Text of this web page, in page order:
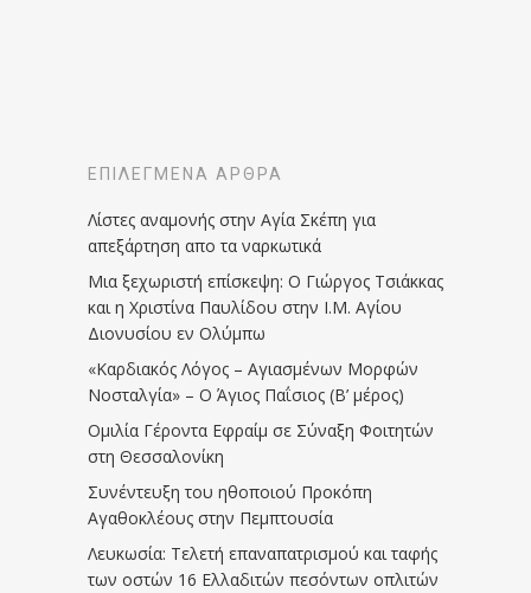
ΕΠΙΛΕΓΜΈΝΑ ΆΡΘΡΑ
Λίστες αναμονής στην Αγία Σκέπη για
απεξάρτηση απο τα ναρκωτικά
Μια ξεχωριστή επίσκεψη: Ο Γιώργος Τσιάκκας
και η Χριστίνα Παυλίδου στην Ι.Μ. Αγίου
Διονυσίου εν Ολύμπω
«Καρδιακός Λόγος – Αγιασμένων Μορφών
Νοσταλγία» – Ο Άγιος Παΐσιος (Β’ μέρος)
Ομιλία Γέροντα Εφραίμ σε Σύναξη Φοιτητών
στη Θεσσαλονίκη
Συνέντευξη του ηθοποιού Προκόπη
Αγαθοκλέους στην Πεμπτουσία
Λευκωσία: Τελετή επαναπατρισμού και ταφής
των οστών 16 Ελλαδιτών πεσόντων οπλιτών